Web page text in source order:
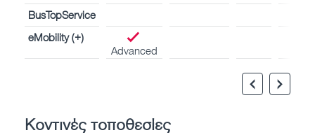
BusTopService
eMobility (+)
Advanced
Κοντινές τοποθεσίες